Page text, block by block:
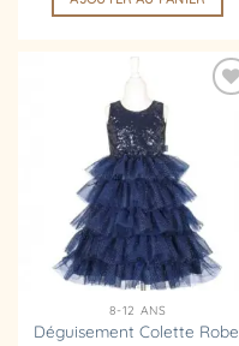
8-12 ANS
Déguisement Colette Robe,